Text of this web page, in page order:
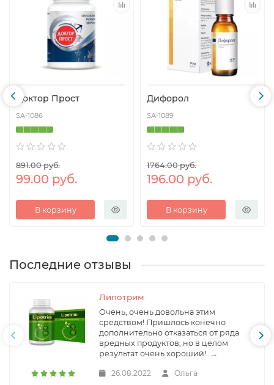
Доктор Прост
SA-1086
891.00 руб.
99.00 руб.
В корзину
Дифорол
SA-1089
1764.00 руб.
196.00 руб.
В корзину
Последние отзывы
Липотрим
Очень, очень довольна этим
средством! Пришлось конечно
дополнительно отказаться от ряда
вредных продуктов, но в целом
результат очень хороший!.. →
26.08.2022 Ольга